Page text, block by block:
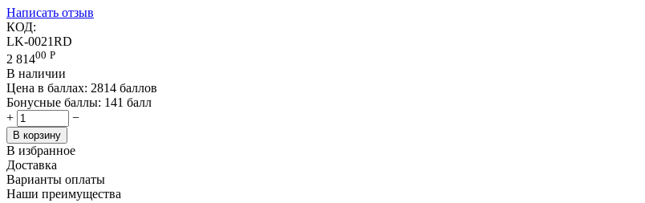
Написать отзыв
КОД:
LK-0021RD
2 81400 Р
В наличии
Цена в баллах: 2814 баллов
Бонусные баллы: 141 балл
+
−
В корзину
В избранное
Доставка
Варианты оплаты
Наши преимущества